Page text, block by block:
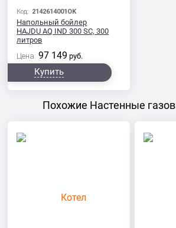
Код: 2142614001OK
Напольный бойлер
HAJDU AQ IND 300 SC, 300
литров
Цена: 97 149 руб.
Купить
Похожие Настенные